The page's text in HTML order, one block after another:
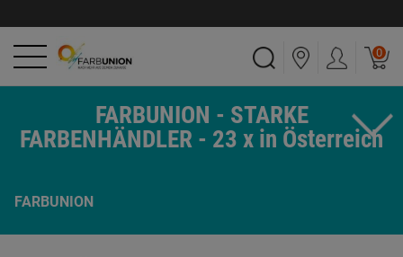
0
FARBUNION - STARKE
FARBENHÄNDLER - 23 x in Österreich
FARBUNION